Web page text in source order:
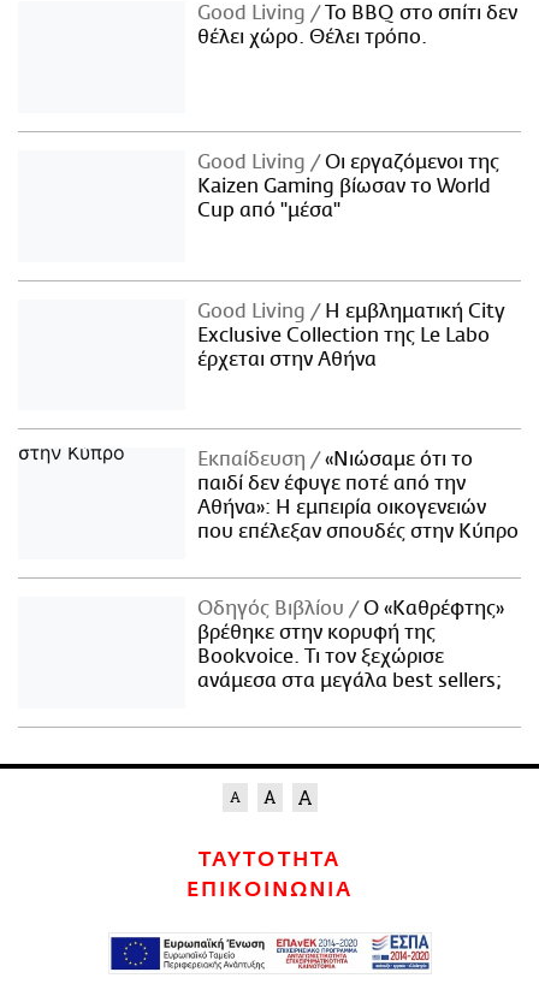
Good Living
Το BBQ στο σπίτι δεν
θέλει χώρο. Θέλει τρόπο.
Good Living
Οι εργαζόμενοι της
Kaizen Gaming βίωσαν το World
Cup από "μέσα"
Good Living
Η εμβληματική City
Exclusive Collection της Le Labo
έρχεται στην Αθήνα
Εκπαίδευση
«Νιώσαμε ότι το
παιδί δεν έφυγε ποτέ από την
Αθήνα»: Η εμπειρία οικογενειών
που επέλεξαν σπουδές στην Κύπρο
Οδηγός Βιβλίου
Ο «Καθρέφτης»
βρέθηκε στην κορυφή της
Bookvoice. Τι τον ξεχώρισε
ανάμεσα στα μεγάλα best sellers;
ΤΑΥΤΟΤΗΤΑ
ΕΠΙΚΟΙΝΩΝΙΑ